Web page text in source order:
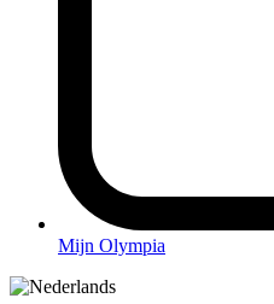
Mijn Olympia